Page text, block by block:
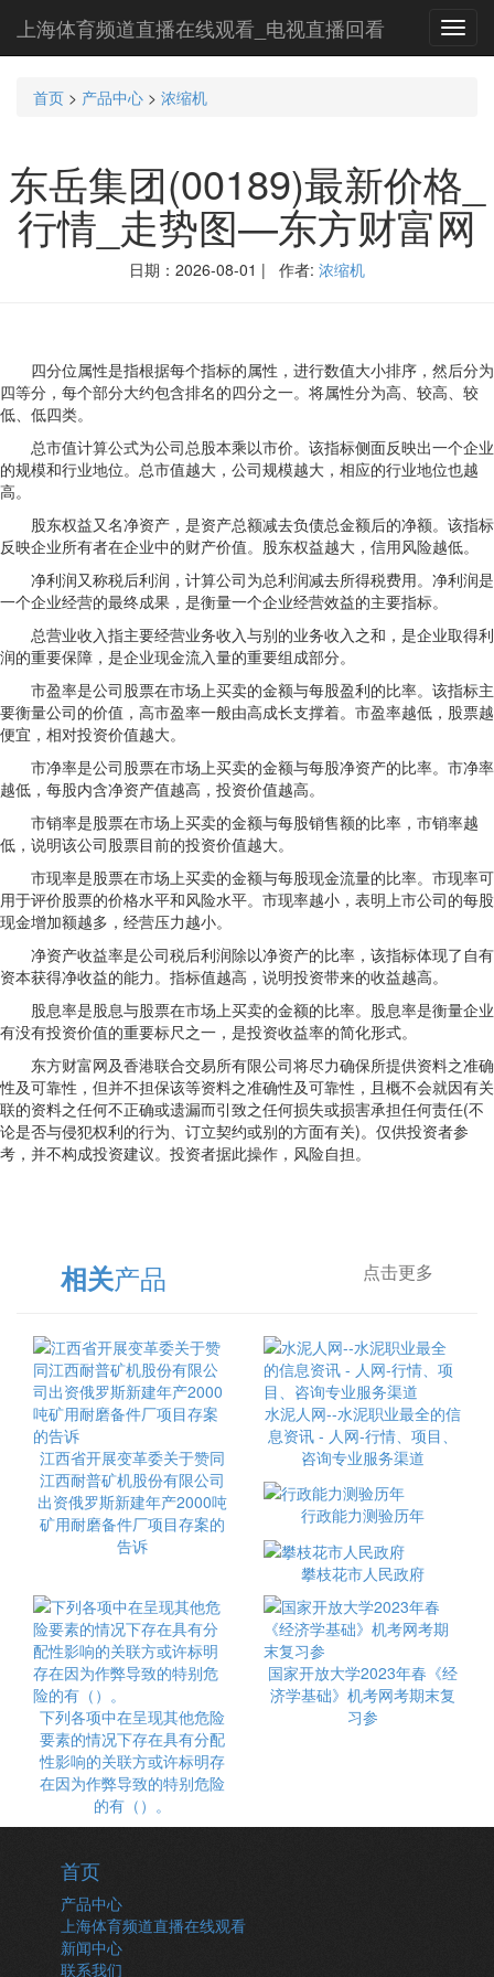
上海体育频道直播在线观看_电视直播回看
首页 > 产品中心 > 浓缩机
东岳集团(00189)最新价格_
行情_走势图—东方财富网
日期：2026-08-01 | 作者: 浓缩机
四分位属性是指根据每个指标的属性，进行数值大小排序，然后分为
四等分，每个部分大约包含排名的四分之一。将属性分为高、较高、较
低、低四类。
总市值计算公式为公司总股本乘以市价。该指标侧面反映出一个企业
的规模和行业地位。总市值越大，公司规模越大，相应的行业地位也越
高。
股东权益又名净资产，是资产总额减去负债总金额后的净额。该指标
反映企业所有者在企业中的财产价值。股东权益越大，信用风险越低。
净利润又称税后利润，计算公司为总利润减去所得税费用。净利润是
一个企业经营的最终成果，是衡量一个企业经营效益的主要指标。
总营业收入指主要经营业务收入与别的业务收入之和，是企业取得利
润的重要保障，是企业现金流入量的重要组成部分。
市盈率是公司股票在市场上买卖的金额与每股盈利的比率。该指标主
要衡量公司的价值，高市盈率一般由高成长支撑着。市盈率越低，股票越
便宜，相对投资价值越大。
市净率是公司股票在市场上买卖的金额与每股净资产的比率。市净率
越低，每股内含净资产值越高，投资价值越高。
市销率是股票在市场上买卖的金额与每股销售额的比率，市销率越
低，说明该公司股票目前的投资价值越大。
市现率是股票在市场上买卖的金额与每股现金流量的比率。市现率可
用于评价股票的价格水平和风险水平。市现率越小，表明上市公司的每股
现金增加额越多，经营压力越小。
净资产收益率是公司税后利润除以净资产的比率，该指标体现了自有
资本获得净收益的能力。指标值越高，说明投资带来的收益越高。
股息率是股息与股票在市场上买卖的金额的比率。股息率是衡量企业
有没有投资价值的重要标尺之一，是投资收益率的简化形式。
东方财富网及香港联合交易所有限公司将尽力确保所提供资料之准确
性及可靠性，但并不担保该等资料之准确性及可靠性，且概不会就因有关
联的资料之任何不正确或遗漏而引致之任何损失或损害承担任何责任(不
论是否与侵犯权利的行为、订立契约或别的方面有关)。仅供投资者参
考，并不构成投资建议。投资者据此操作，风险自担。
相关产品 点击更多
江西省开展变革委关于赞同
江西耐普矿机股份有限公司
出资俄罗斯新建年产2000吨
矿用耐磨备件厂项目存案的
告诉
水泥人网--水泥职业最全的信
息资讯 - 人网-行情、项目、
咨询专业服务渠道
行政能力测验历年
攀枝花市人民政府
下列各项中在呈现其他危险
要素的情况下存在具有分配
性影响的关联方或许标明存
在因为作弊导致的特别危险
的有（）。
国家开放大学2023年春《经
济学基础》机考网考期末复
习参
首页
产品中心
上海体育频道直播在线观看
新闻中心
联系我们